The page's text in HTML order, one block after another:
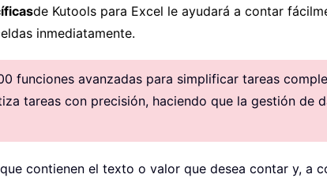
de Kutools para Excel le ayudará a contar
inmediatamente.
funciones avanzadas para simplificar tareas
tareas con precisión, haciendo que la gestión de
contienen el texto o valor que desea contar y, a